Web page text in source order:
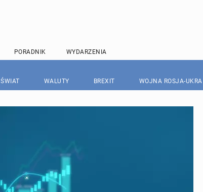
PORADNIK WYDARZENIA
ŚWIAT WALUTY BREXIT WOJNA ROSJA-